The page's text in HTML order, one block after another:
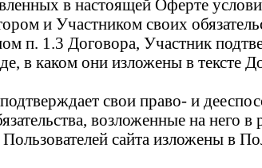
в настоящей Оферте
и Участником своих
п. 1.3 Договора, Участник
в каком они изложены в тексте
свои право- и
возложенные на него в
сайта изложены в